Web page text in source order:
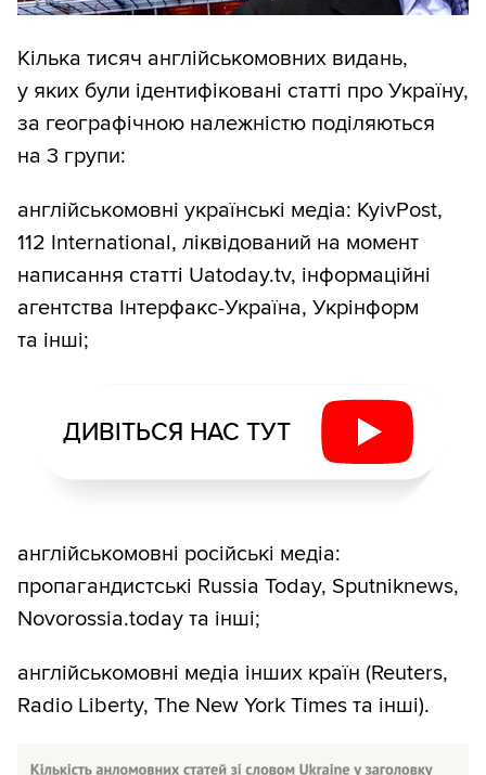
Кілька тисяч англійськомовних видань,
у яких були ідентифіковані статті про Україну,
за географічною належністю поділяються
на 3 групи:
англійськомовні українські медіа: KyivPost,
112 International, ліквідований на момент
написання статті Uatoday.tv, інформаційні
агентства Інтерфакс-Україна, Укрінформ
та інші;
ДИВІТЬСЯ НАС ТУТ
англійськомовні російські медіа:
пропагандистські Russia Today, Sputniknews,
Novorossia.today та інші;
англійськомовні медіа інших країн (Reuters,
Radio Liberty, The New York Times та інші).